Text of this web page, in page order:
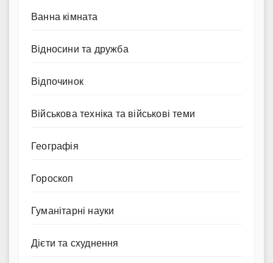
Ванна кімната
Відносини та дружба
Відпочинок
Військова техніка та військові теми
Географія
Гороскоп
Гуманітарні науки
Дієти та схуднення